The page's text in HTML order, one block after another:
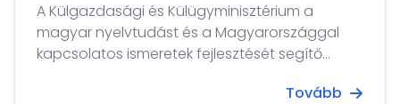
A Külgazdasági és Külügyminisztérium a
magyar nyelvtudást és a Magyarországgal
kapcsolatos ismeretek fejlesztését segítő
Tovább